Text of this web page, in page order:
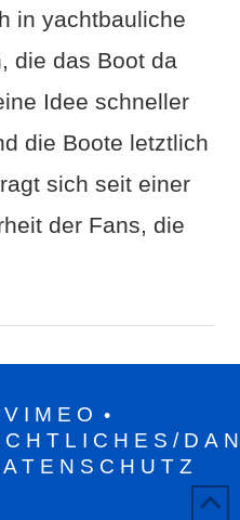
in yachtbauliche
die das Boot da
Idee schneller
die Boote letztlich
sich seit einer
der Fans, die
VIMEO •